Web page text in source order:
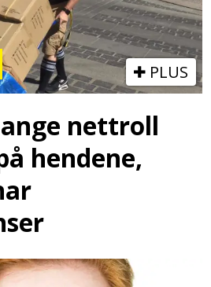
PLUS
nettroll
hendene,